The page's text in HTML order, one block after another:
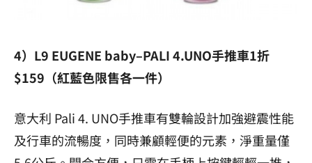
4）L9 EUGENE baby–PALI 4.UNO手推車1折
$159（紅藍色限售各一件）
意大利 Pali 4. UNO手推車有雙輪設計加強避震性能
及行車的流暢度，同時兼顧輕便的元素，淨重量僅